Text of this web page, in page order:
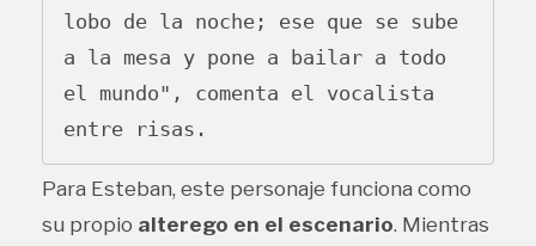
lobo de la noche; ese que se sube
a la mesa y pone a bailar a todo
el mundo", comenta el vocalista
Para Esteban, este personaje funciona como
su propio alterego en el escenario. Mientras